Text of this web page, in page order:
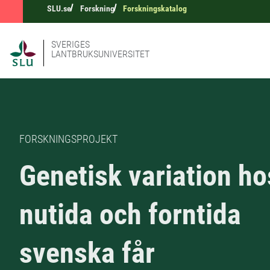
SLU.se Forskning Forskningskatalog
SVERIGES
LANTBRUKSUNIVERSITET
FORSKNINGSPROJEKT
Genetisk variation
nutida och forntida
svenska får